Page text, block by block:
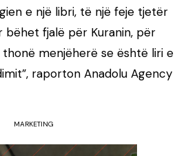
e një libri, të një feje tjetër
bëhet fjalë për Kuranin, për
thonë menjëherë se është liri e
raporton Anadolu Agency
MARKETING